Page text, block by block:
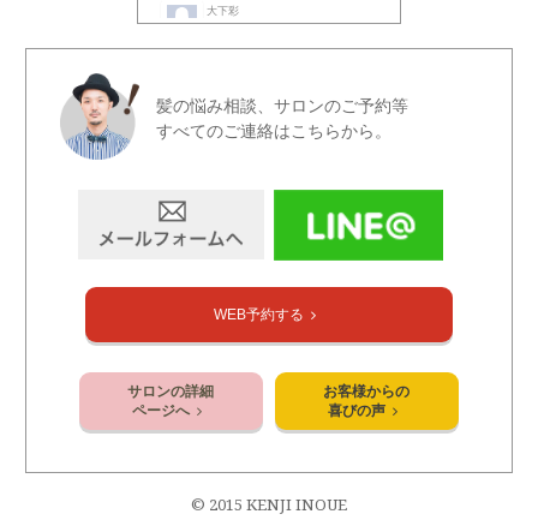
髪の悩み相談、サロンのご予約等
すべてのご連絡はこちらから。
WEB予約する
サロンの詳細
ページへ
お客様からの
喜びの声
© 2015 KENJI INOUE